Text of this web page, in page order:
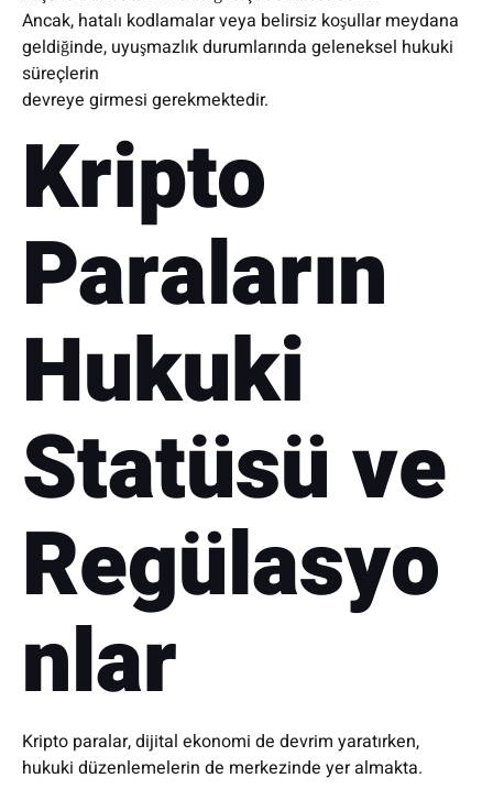
Ancak, hatalı kodlamalar veya belirsiz koşullar meydana
geldiğinde, uyuşmazlık durumlarında geleneksel hukuki
süreçlerin
devreye girmesi gerekmektedir.
Kripto
Paraların
Hukuki
Statüsü ve
Regülasyo
nlar
Kripto paralar, dijital ekonomi de devrim yaratırken,
hukuki düzenlemelerin de merkezinde yer almakta.